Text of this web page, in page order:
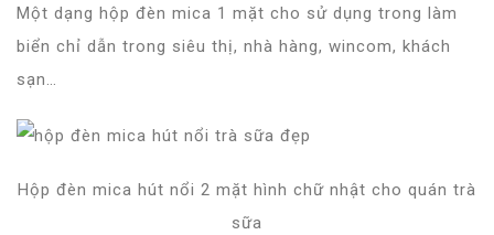
Một dạng hộp đèn mica 1 mặt cho sử dụng trong làm
biển chỉ dẫn trong siêu thị, nhà hàng, wincom, khách
sạn…
Hộp đèn mica hút nổi 2 mặt hình chữ nhật cho quán trà
sữa